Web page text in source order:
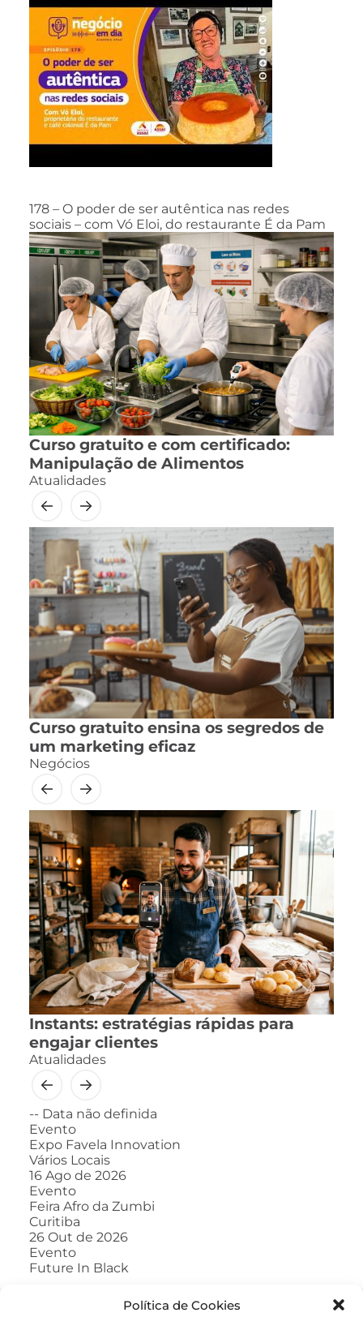
Política de Cookies
178 – O poder de ser autêntica nas redes
sociais – com Vó Eloi, do restaurante É da Pam
Curso gratuito e com certificado:
Manipulação de Alimentos
Atualidades
Curso gratuito ensina os segredos de
um marketing eficaz
Negócios
Instants: estratégias rápidas para
engajar clientes
Atualidades
-- Data não definida
Evento
Expo Favela Innovation
Vários Locais
16 Ago de 2026
Evento
Feira Afro da Zumbi
Curitiba
26 Out de 2026
Evento
Future In Black